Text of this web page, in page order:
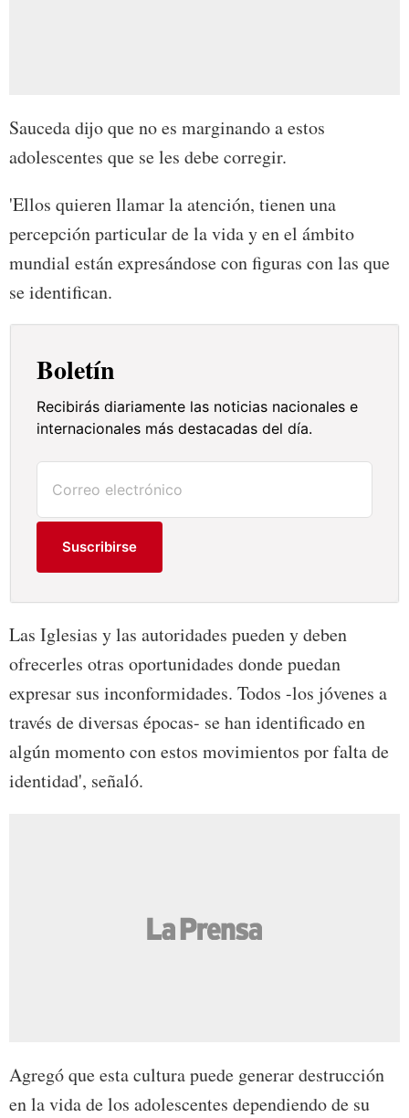
Sauceda dijo que no es marginando a estos
adolescentes que se les debe corregir.
'Ellos quieren llamar la atención, tienen una
percepción particular de la vida y en el ámbito
mundial están expresándose con figuras con las que
se identifican.
Boletín
Recibirás diariamente las noticias nacionales e
internacionales más destacadas del día.
Suscribirse
Las Iglesias y las autoridades pueden y deben
ofrecerles otras oportunidades donde puedan
expresar sus inconformidades. Todos -los jóvenes a
través de diversas épocas- se han identificado en
algún momento con estos movimientos por falta de
identidad', señaló.
Agregó que esta cultura puede generar destrucción
en la vida de los adolescentes dependiendo de su